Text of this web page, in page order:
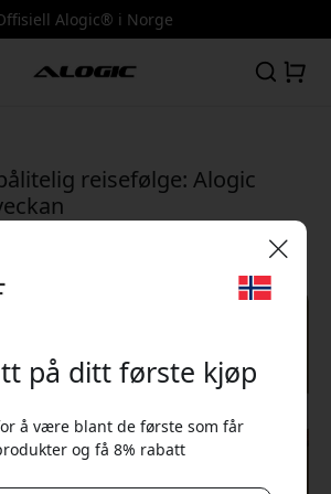
Alogic® i Norge
reisefølge: Alogic
på ditt første kjøp
å være blant de første som får
og få 8% rabatt
Din rabattkode: